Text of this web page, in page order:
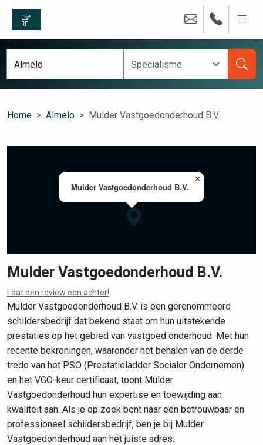
Home Almelo Mulder Vastgoedonderhoud B.V.
Mulder Vastgoedonderhoud B.V.
×
Leaflet |©OpenStreetMapcontributors
Mulder Vastgoedonderhoud B.V.
Laat een review een achter!
Mulder Vastgoedonderhoud B.V. is een gerenommeerd
schildersbedrijf dat bekend staat om hun uitstekende
prestaties op het gebied van vastgoed onderhoud. Met hun
recente bekroningen, waaronder het behalen van de derde
trede van het PSO (Prestatieladder Socialer Ondernemen)
en het VGO-keur certificaat, toont Mulder
Vastgoedonderhoud hun expertise en toewijding aan
kwaliteit aan. Als je op zoek bent naar een betrouwbaar en
professioneel schildersbedrijf, ben je bij Mulder
Vastgoedonderhoud aan het juiste adres.